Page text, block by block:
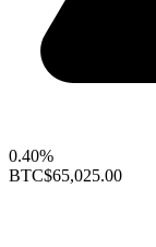
0.40%
BTC$65,025.00